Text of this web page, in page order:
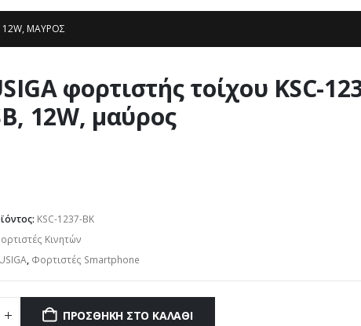
12W, ΜΑΎΡΟΣ
φορτιστής τοίχου KSC-
12W, μαύρος
KSC-1237-BK
Κινητών
, Φορτιστές Smartphone
ΠΡΟΣΘΉΚΗ ΣΤΟ ΚΑΛΆΘΙ